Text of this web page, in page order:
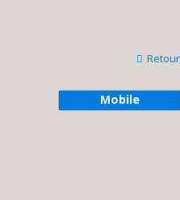
Mobile